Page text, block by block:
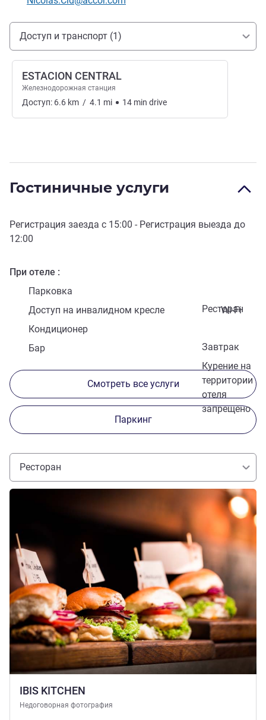
Доступ и транспорт
Доступ и транспорт (1)
ESTACION CENTRAL
Железнодорожная станция
Доступ: 6.6 km / 4.1 mi 14 min drive
Гостиничные услуги
Регистрация заезда с 15:00 - Регистрация выезда до
12:00
При отеле
Парковка
Ресторан
Доступ на инвалидном кресле
Wi-Fi
Кондиционер
Завтрак
Бар
Курение на
территории
отеля
запрещено
Смотреть все услуги
Паркинг
Ресторан
IBIS KITCHEN
Недоговорная фотография
Подробная информация